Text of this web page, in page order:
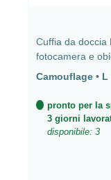
Cuffia da doccia
fotocamera e
lunghezza 70 cm
Camouflage •
pronto per la
3 giorni
disponibile: 3